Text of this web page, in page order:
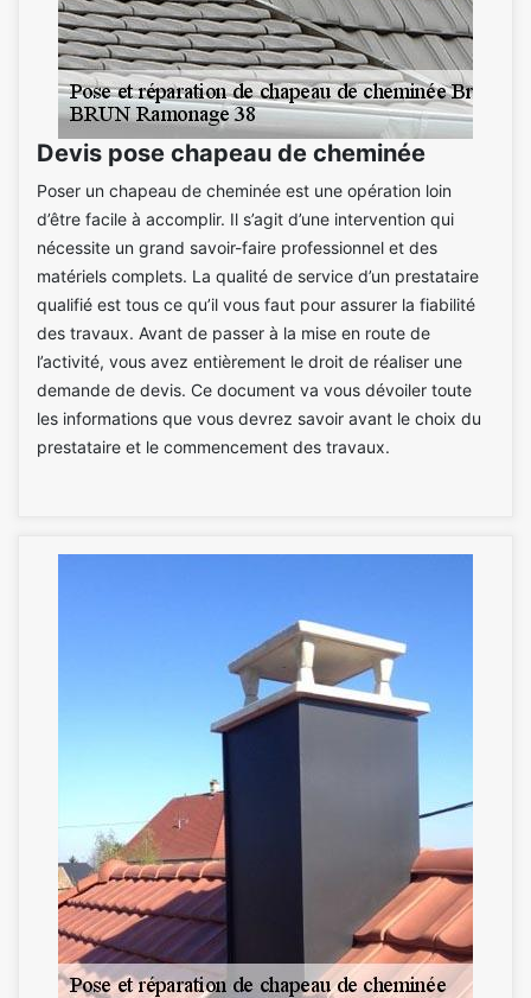
Devis pose chapeau de cheminée
Poser un chapeau de cheminée est une opération loin
d’être facile à accomplir. Il s’agit d’une intervention qui
nécessite un grand savoir-faire professionnel et des
matériels complets. La qualité de service d’un prestataire
qualifié est tous ce qu’il vous faut pour assurer la fiabilité
des travaux. Avant de passer à la mise en route de
l’activité, vous avez entièrement le droit de réaliser une
demande de devis. Ce document va vous dévoiler toute
les informations que vous devrez savoir avant le choix du
prestataire et le commencement des travaux.